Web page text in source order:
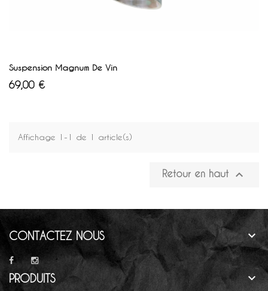
Suspension Magnum De Vin
Prix
69,00 €
Affichage 1-1 de 1 article(s)
Retour en haut 
CONTACTEZ NOUS 
PRODUITS 